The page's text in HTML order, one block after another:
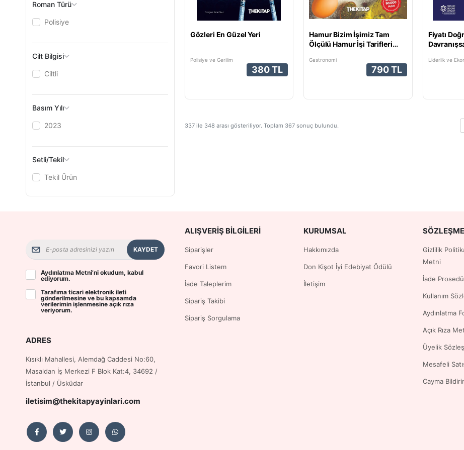
Gözleri En Güzel Yeri
Polisiye ve Gerilim
380 TL
Hamur Bizim İşimiz Tam
Ölçülü Hamur İşi Tarifleri
Gastronomi
790 TL
Fiyatı
Liderlik ve
337ile 348 arası gösteriliyor. Toplam 367sonuç bulundu.
Roman Türü
Polisiye
Cilt Bilgisi
Ciltli
Basım Yılı
2023
Setli/Tekil
Tekil Ürün
ALIŞVERIŞ BILGILERI
Siparişler
Favori Listem
İade Taleplerim
Sipariş Takibi
Sipariş Sorgulama
KURUMSAL
Hakkımızda
Don Kişot İyi Edebiyat Ödülü
İletişim
Gizlilik
Metni
İade
Kullanım
Aydınlatma
Açık Rıza
Üyelik
Mesafeli
Cayma
KAYDET
Aydınlatma Metni’ni okudum, kabul
ediyorum.
Tarafıma ticari elektronik ileti
gönderilmesine ve bu kapsamda
verilerimin işlenmesineaçık rıza
veriyorum.
ADRES
Kısıklı Mahallesi, Alemdağ Caddesi No:60,
Masaldan İş Merkezi F Blok Kat:4, 34692 /
İstanbul / Üsküdar
iletisim@thekitapyayinlari.com